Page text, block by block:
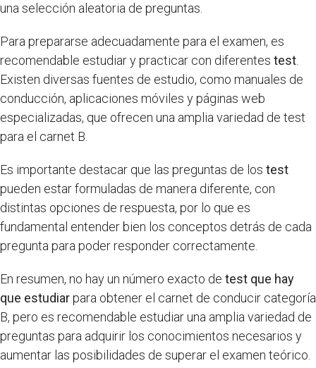
una selección aleatoria de preguntas.
Para prepararse adecuadamente para el examen, es
recomendable estudiar y practicar con diferentes test
Existen diversas fuentes de estudio, como manuales de
conducción, aplicaciones móviles y páginas web
especializadas, que ofrecen una amplia variedad de test
para el carnet B.
Es importante destacar que las preguntas de los test
pueden estar formuladas de manera diferente, con
distintas opciones de respuesta, por lo que es
fundamental entender bien los conceptos detrás de cada
pregunta para poder responder correctamente.
En resumen, no hay un número exacto de test que hay
que estudiarpara obtener el carnet de conducir categoría
B, pero es recomendable estudiar una amplia variedad de
preguntas para adquirir los conocimientos necesarios y
aumentar las posibilidades de superar el examen teórico.